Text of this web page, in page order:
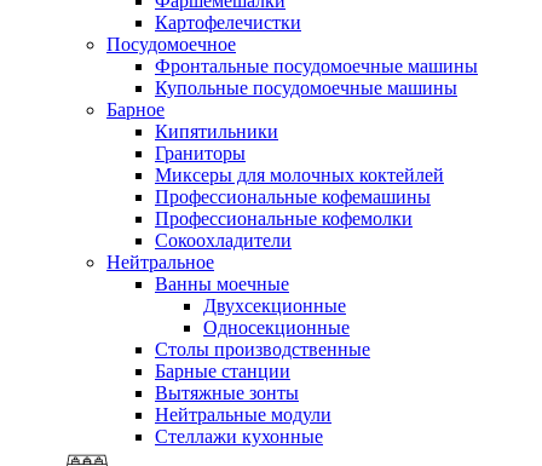
Картофелечистки
Посудомоечное
Фронтальные посудомоечные машины
Купольные посудомоечные машины
Барное
Кипятильники
Граниторы
Миксеры для молочных коктейлей
Профессиональные кофемашины
Профессиональные кофемолки
Сокоохладители
Нейтральное
Ванны моечные
Двухсекционные
Односекционные
Столы производственные
Барные станции
Вытяжные зонты
Нейтральные модули
Стеллажи кухонные